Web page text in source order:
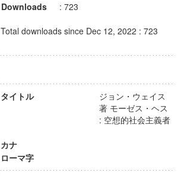
Downloads
: 723
Total downloads since Dec 12, 2022 : 723
タイトル
ジョン・ウェイス
著 モーゼス・ヘス
: 空想的社会主義者
カナ
ローマ字